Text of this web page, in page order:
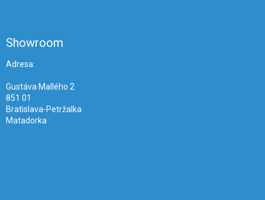
Showroom
Adresa:
Gustáva Mallého 2
851 01
Bratislava-Petržalka
Matadorka